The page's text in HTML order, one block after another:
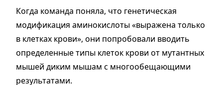
Когда команда поняла, что генетическая
модификация аминокислоты «выражена только
в клетках крови», они попробовали вводить
определенные типы клеток крови от мутантных
мышей диким мышам с многообещающими
результатами.